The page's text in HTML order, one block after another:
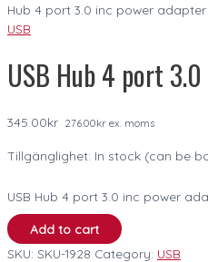
Hub 4 port 3.0 inc power adapter
USB
USB Hub 4 port
345.00kr 276.00kr ex. moms
Tillgänglighet: In stock (can be
USB Hub 4 port 3.0 inc power
Add to cart
SKU: SKU-1928 Category: USB